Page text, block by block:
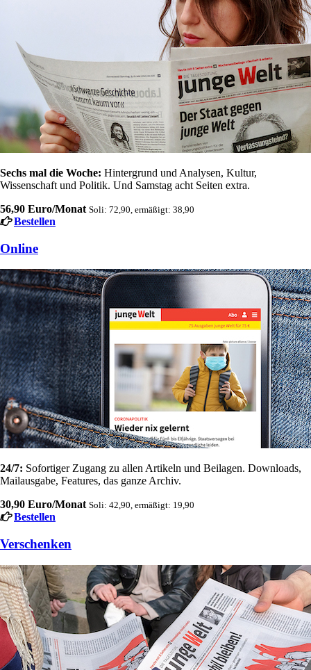
Sechs mal die Woche: Hintergrund und Analysen, Kultur,
Wissenschaft und Politik. Und Samstag acht Seiten extra.
56,90 Euro/Monat Soli: 72,90, ermäßigt: 38,90
Bestellen
Online
24/7: Sofortiger Zugang zu allen Artikeln und Beilagen. Downloads,
Mailausgabe, Features, das ganze Archiv.
30,90 Euro/Monat Soli: 42,90, ermäßigt: 19,90
Bestellen
Verschenken